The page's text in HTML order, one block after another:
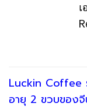
Luckin Coffee
อายุ 2 ขวบของ